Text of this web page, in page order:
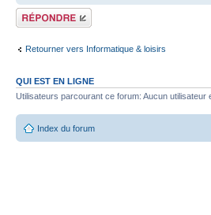
Répondre
Retourner vers Informatique & loisirs
QUI EST EN LIGNE
Utilisateurs parcourant ce forum: Aucun utilisateur
Index du forum